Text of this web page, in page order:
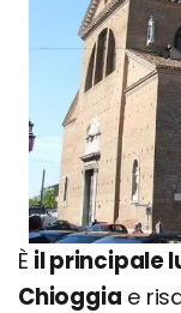
È il principale
Chioggia e